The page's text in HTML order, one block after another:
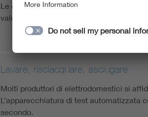
Le caratteristiche di utilizzo, le
valutazioni olistiche della
Lavare, risciacquare, asciugare
Molti produttori di elettrodomestici si
L’apparecchiatura di test automatizzata
secondo.